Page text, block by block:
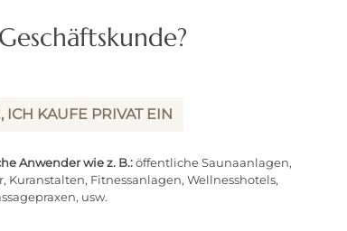
ICH KAUFE PRIVAT EIN
Anwender wie z. B.:öffentliche Saunaanlagen,
Kuranstalten, Fitnessanlagen, Wellnesshotels,
usw.